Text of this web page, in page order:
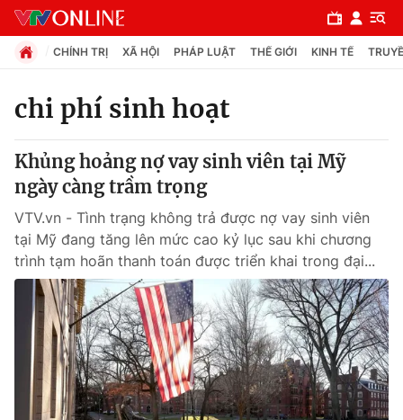
Chuyên mục
Chính trị
Xã hội
Pháp luật
Y tế
Thế giới
CHÍNH TRỊ XÃ HỘI PHÁP LUẬT THẾ GIỚI KINH TẾ
chi phí sinh hoạt
Khủng hoảng nợ vay sinh viên tại Mỹ
ngày càng trầm trọng
VTV.vn - Tình trạng không trả được nợ vay sinh viên
tại Mỹ đang tăng lên mức cao kỷ lục sau khi chương
trình tạm hoãn thanh toán được triển khai trong đại...